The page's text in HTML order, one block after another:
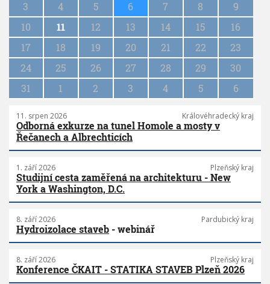
a
i
o
3
4 5 6 7 8
9
10
11 12 13 14 15
16
17
18 19 20 21 22
23
24
25 26 27 28 29
30
31
1 2 3 4 5 6
11. srpen 2026 Královéhradecký kraj
Odborná exkurze na tunel Homole a mosty v
Řečanech a Albrechticích
1. září 2026 Plzeňský kraj
Studijní cesta zaměřená na architekturu - New
York a Washington, D.C.
8. září 2026 Pardubický kraj
Hydroizolace staveb - webinář
8. září 2026 Plzeňský kraj
Konference ČKAIT - STATIKA STAVEB Plzeň 2026